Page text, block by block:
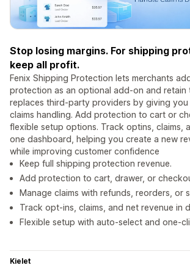
Stop losing margins. For shipping
keep all profit.
Fenix Shipping Protection lets merchants
protection as an optional add-on and retain
replaces third-party providers by giving
claims handling. Add protection to cart or
flexible setup options. Track optins, claims,
one dashboard, helping you create a new
while improving customer confidence
Keep full shipping protection revenue.
Add protection to cart, drawer, or
Manage claims with refunds, reorders, or
Track opt-ins, claims, and net revenue in
Flexible setup with auto-select and one-
Kielet